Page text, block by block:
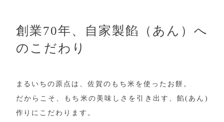
創業70年、自家製餡（あん）へ
のこだわり
まるいちの原点は、佐賀のもち米を使ったお餅。
だからこそ、もち米の美味しさを引き出す、餡(あん)
作りにこだわります。